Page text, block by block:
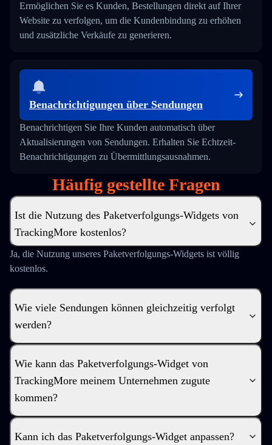
Ermöglichen Sie es Kunden, Bestellungen direkt auf Ihrer
Website zu verfolgen, um die Kundenbindung zu erhöhen
und zusätzliche Verkäufe zu generieren.
Benachrichtigungen über Sendungen
Benachrichtigen Sie Ihre Kunden automatisch über
Aktualisierungen von Sendungen. Erhalten Sie Echtzeit-
Benachrichtigungen zu Übermittlungsausnahmen.
Häufig gestellte Fragen
Ist die Nutzung des Paketverfolgungs-Widgets von
TrackingMore kostenlos?
Ja, die Nutzung unseres Paketverfolgungs-Widgets ist völlig
kostenlos.
Wie viele Sendungen können gleichzeitig verfolgt
werden?
Wie kann das Paketverfolgungs-Widget von
TrackingMore meinem Unternehmen zugute
kommen?
Kann ich das Paketverfolgungs-Widget anpassen?